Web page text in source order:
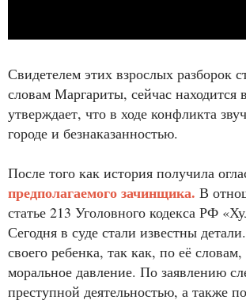
Свидетелем этих взрослых разборок
словам Маргариты, сейчас
утверждает, что в ходе конфликта
городе и безнаказанностью.
После того как история получила
предполагаемого зачинщика. В
статье 213 Уголовного кодекса РФ
Сегодня в суде стали известны
своего ребенка, так как, по её
моральное давление. По заявлению
преступной деятельностью, а также